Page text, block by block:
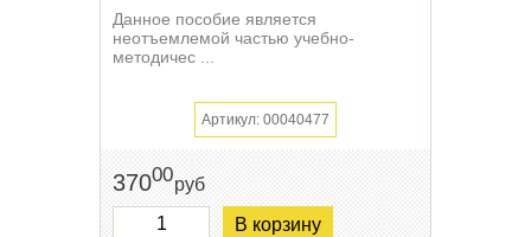
Данное пособие является
неотъемлемой частью учебно-
методичес ...
Артикул: 00040477
37000руб
В корзину